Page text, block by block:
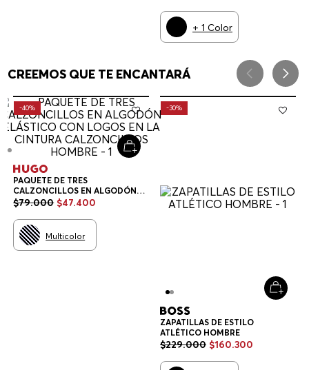
+ 1 Color
CREEMOS QUE TE ENCANTARÁ
-40%
PAQUETE DE TRES
CALZONCILLOS EN ALGODÓN
ELÁSTICO CON LOGOS EN LA
HOMBRE
$79.000 $47.400
Multicolor
-30%
ZAPATILLAS DE ESTILO
ATLÉTICO HOMBRE
$229.000 $160.300